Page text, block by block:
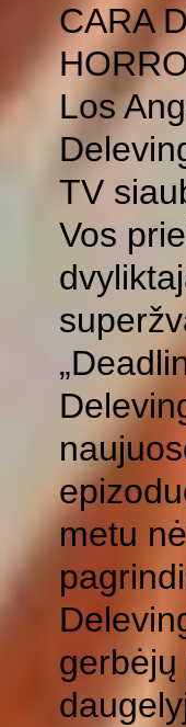
CARA
Los
TV
Vos
metu